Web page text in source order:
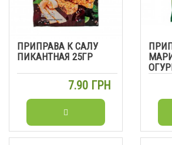
ПРИПРАВА К САЛУ
ПИКАНТНАЯ 25ГР
7.90 ГРН
50Г